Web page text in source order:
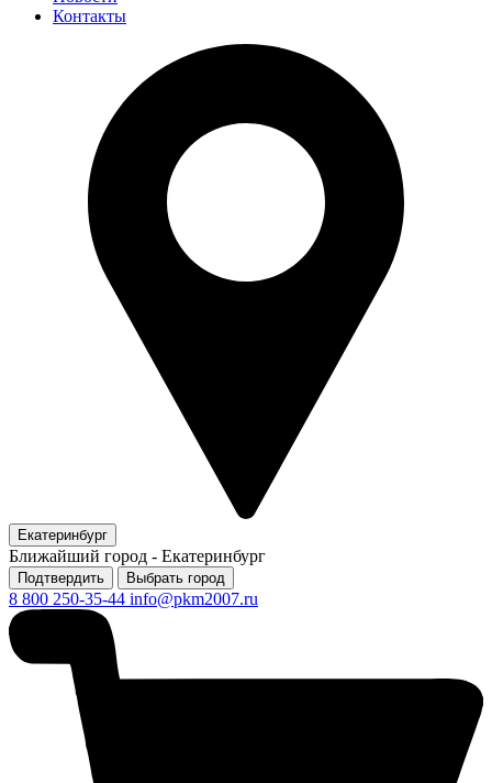
Контакты
Екатеринбург
Ближайший город - Екатеринбург
Подтвердить Выбрать город
8 800 250-35-44 info@pkm2007.ru